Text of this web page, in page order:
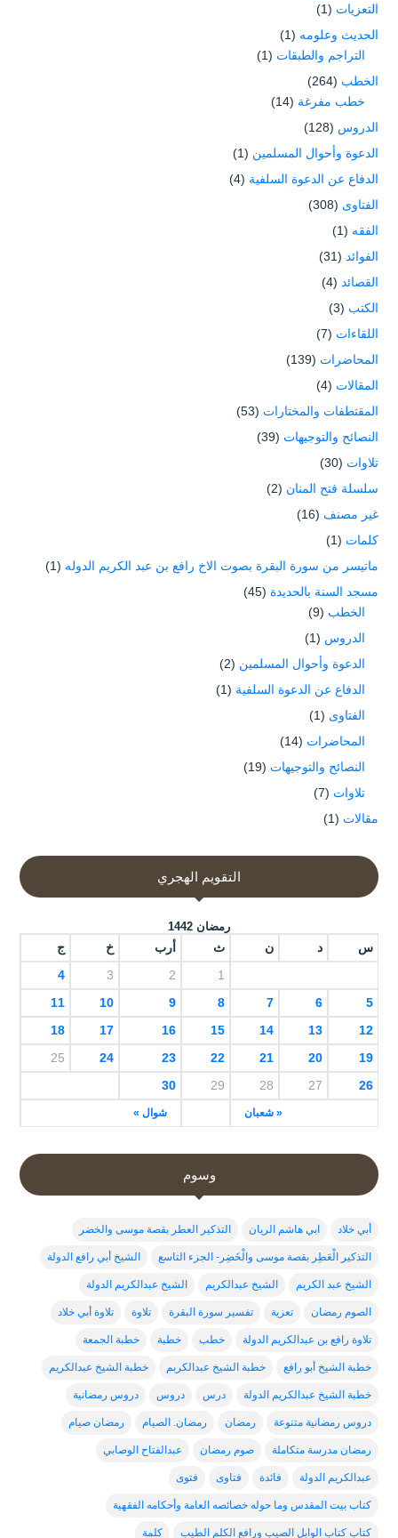
التعزيات (1)
الحديث وعلومه (1)
التراجم والطبقات (1)
الخطب (264)
خطب مفرغة (14)
الدروس (128)
الدعوة وأحوال المسلمين (1)
الدفاع عن الدعوة السلفية (4)
الفتاوى (308)
الفقه (1)
الفوائد (31)
القصائد (4)
الكتب (3)
اللقاءات (7)
المحاضرات (139)
المقالات (4)
المقتطفات والمختارات (53)
النصائح والتوجيهات (39)
تلاوات (30)
سلسلة فتح المنان (2)
غير مصنف (16)
كلمات (1)
ماتيسر من سورة البقرة بصوت الاخ رافع بن عبد الكريم الدوله (1)
مسجد السنة بالحديدة (45)
الخطب (9)
الدروس (1)
الدعوة وأحوال المسلمين (2)
الدفاع عن الدعوة السلفية (1)
الفتاوى (1)
المحاضرات (14)
النصائح والتوجيهات (19)
تلاوات (7)
مقالات (1)
التقويم الهجري
رمضان 1442
س د ن ث أرب خ ج
« شعبان شوال »
1
2
3
4
5
6
7
8
9
10
11
12
13
14
15
16
17
18
19
20
21
22
23
24
25
26
27
28
29
30
وسوم
أبي خلاد ابي هاشم الريان التذكير العطر بقصة موسى والخضر
التذكير الْعَطِر بقصة موسى والْخَضِر- الجزء التاسع الشيخ أبي رافع الدولة
الشيخ عبد الكريم الشيخ عبدالكريم الشيخ عبدالكريم الدولة
الصوم رمضان تعزية تفسير سورة البقرة تلاوة تلاوة أبي خلاد
تلاوة رافع بن عبدالكريم الدولة خطب خطبة خطبة الجمعة
خطبة الشيخ أبو رافع خطبة الشيخ عبدالكربم خطبة الشيخ عبدالكريم
خطبة الشيخ عبدالكريم الدولة درس دروس دروس رمضانية
دروس رمضانية متنوعة رمضان رمضان. الصيام رمضان صيام
رمضان مدرسة متكاملة صوم رمضان عبدالفتاح الوصابي
عبدالكريم الدولة فائدة فتاوى فتوى
كتاب بيت المقدس وما حوله خصائصه العامة وأحكامه الفقهية
كتاب كتاب الوابل الصيب ورافع الكلم الطيب كلمة